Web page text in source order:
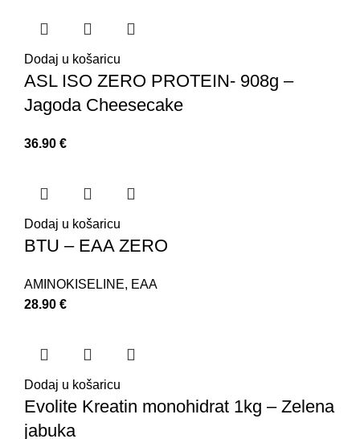
Dodaj u košaricu
ASL ISO ZERO PROTEIN- 908g –
Jagoda Cheesecake
36.90 €
Dodaj u košaricu
BTU – EAA ZERO
AMINOKISELINE, EAA
28.90 €
Dodaj u košaricu
Evolite Kreatin monohidrat 1kg – Zelena
jabuka